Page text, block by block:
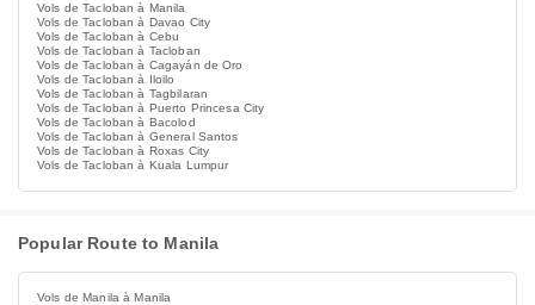
Vols de Tacloban à Manila
Vols de Tacloban à Davao City
Vols de Tacloban à Cebu
Vols de Tacloban à Tacloban
Vols de Tacloban à Cagayán de Oro
Vols de Tacloban à Iloilo
Vols de Tacloban à Tagbilaran
Vols de Tacloban à Puerto Princesa City
Vols de Tacloban à Bacolod
Vols de Tacloban à General Santos
Vols de Tacloban à Roxas City
Vols de Tacloban à Kuala Lumpur
Popular Route to Manila
Vols de Manila à Manila